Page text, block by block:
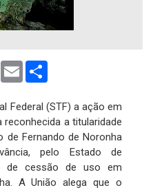
WhatsApp
Email
Federal (STF) a ação em
reconhecida a titularidade
de Fernando de Noronha
pelo Estado de
de cessão de uso em
A União alega que o